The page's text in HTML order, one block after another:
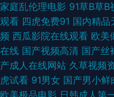
在线播放 欧美亚洲国产成人综
站 色情久久视频网 91观看在线
二区精品 91论坛影院 爱豆传媒
家庭乱伦理电影 91草B草B
观看 四虎免费91 国内精品
频 西瓜影院在线观看 欧美
在线 国产视频高清 国产丝
产成人在线网站 久草视频
虎试看 91男女 国产男小鲜
欧美极品电影 日韩成人第